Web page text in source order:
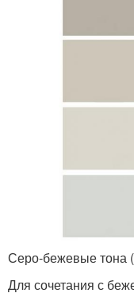
Серо-бежевые тона
Для сочетания с